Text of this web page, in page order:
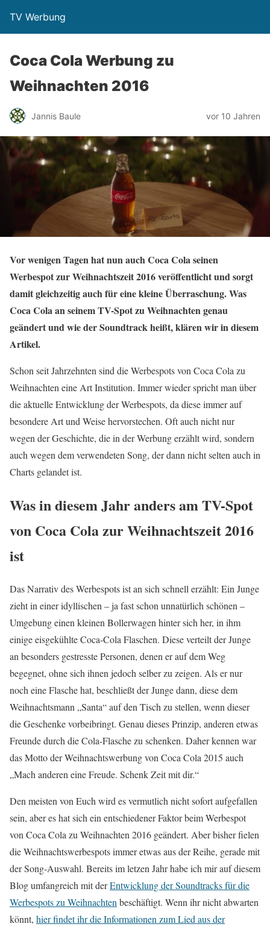
TV Werbung
Coca Cola Werbung zu
Weihnachten 2016
Jannis Baule vor 10 Jahren
Vor wenigen Tagen hat nun auch Coca Cola seinen
Werbespot zur Weihnachtszeit 2016 veröffentlicht und sorgt
damit gleichzeitig auch für eine kleine Überraschung. Was
Coca Cola an seinem TV-Spot zu Weihnachten genau
geändert und wie der Soundtrack heißt, klären wir in diesem
Artikel.
Schon seit Jahrzehnten sind die Werbespots von Coca Cola zu
Weihnachten eine Art Institution. Immer wieder spricht man über
die aktuelle Entwicklung der Werbespots, da diese immer auf
besondere Art und Weise hervorstechen. Oft auch nicht nur
wegen der Geschichte, die in der Werbung erzählt wird, sondern
auch wegen dem verwendeten Song, der dann nicht selten auch in
Charts gelandet ist.
Was in diesem Jahr anders am TV-Spot
von Coca Cola zur Weihnachtszeit 2016
ist
Das Narrativ des Werbespots ist an sich schnell erzählt: Ein Junge
zieht in einer idyllischen – ja fast schon unnatürlich schönen –
Umgebung einen kleinen Bollerwagen hinter sich her, in ihm
einige eisgekühlte Coca-Cola Flaschen. Diese verteilt der Junge
an besonders gestresste Personen, denen er auf dem Weg
begegnet, ohne sich ihnen jedoch selber zu zeigen. Als er nur
noch eine Flasche hat, beschließt der Junge dann, diese dem
Weihnachtsmann „Santa“ auf den Tisch zu stellen, wenn dieser
die Geschenke vorbeibringt. Genau dieses Prinzip, anderen etwas
Freunde durch die Cola-Flasche zu schenken. Daher kennen war
das Motto der Weihnachtswerbung von Coca Cola 2015 auch
„Mach anderen eine Freude. Schenk Zeit mit dir.“
Den meisten von Euch wird es vermutlich nicht sofort aufgefallen
sein, aber es hat sich ein entschiedener Faktor beim Werbespot
von Coca Cola zu Weihnachten 2016 geändert. Aber bisher fielen
die Weihnachtswerbespots immer etwas aus der Reihe, gerade mit
der Song-Auswahl. Bereits im letzen Jahr habe ich mir auf diesem
Blog umfangreich mit derEntwicklung der Soundtracks für die
Werbespots zu Weihnachten beschäftigt. Wenn ihr nicht abwarten
könnt, hier findet ihr die Informationen zum Lied aus der